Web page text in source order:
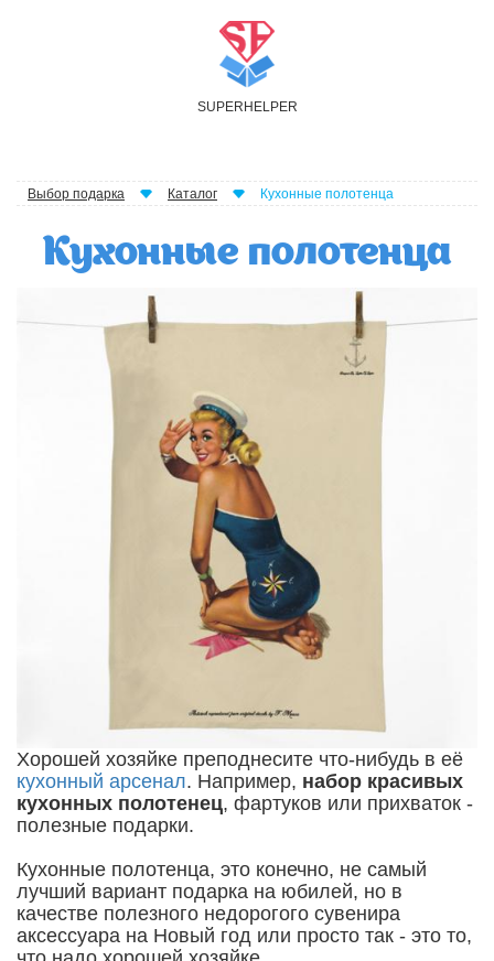
SUPER H ELPER
Выбор подарка Каталог Кухонные полотенца
Кухонные полотенца
Хорошей хозяйке преподнесите что-нибудь в её
кухонный арсенал. Например, набор красивых
кухонных полотенец, фартуков или прихваток -
полезные подарки.
Кухонные полотенца, это конечно, не самый
лучший вариант подарка на юбилей, но в
качестве полезного недорогого сувенира
аксессуара на Новый год или просто так - это то,